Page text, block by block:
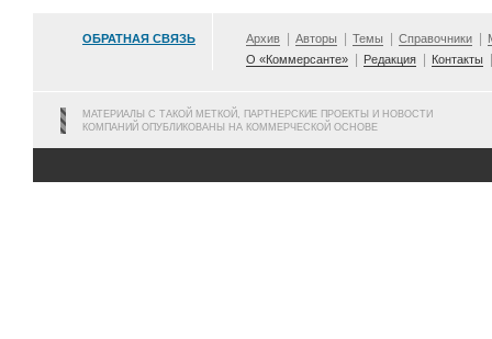
ОБРАТНАЯ СВЯЗЬ Архив Авторы Темы Справочники
О «Коммерсанте»
Редакция Контакты
МАТЕРИАЛЫ С ТАКОЙ МЕТКОЙ, ПАРТНЕРСКИЕ ПРОЕКТЫ И НОВОСТИ
КОМПАНИЙ ОПУБЛИКОВАНЫ НА КОММЕРЧЕСКОЙ ОСНОВЕ